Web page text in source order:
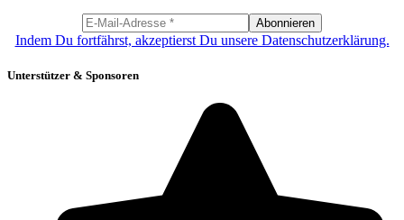
Indem Du fortfährst, akzeptierst Du unsere Datenschutzerklärung.
Unterstützer & Sponsoren